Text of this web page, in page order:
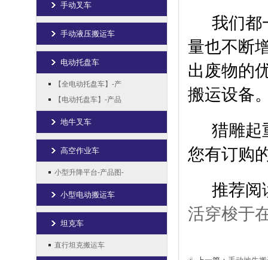
手动叉车
手动液压搬运车
电动托盘车
【全电动托盘车】-产
【电动托盘车】-产品
地牛叉车
高空作业车
小型升降平台-产品图-
小型电动搬运车
坦克车
直行坦克搬运车
我们都
量也不断
出废物的
搬运设备
猎雕起
您有订购
推荐阅
活穿梭于